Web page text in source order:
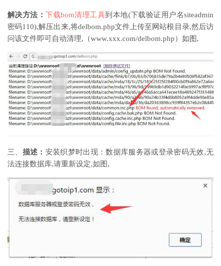
解决方法：下载bom清理工具到本地(下载验证用户名siteadmin
密码110),解压出来,将delbom.php文件上传至网站根目录,然后访
问该文件即可自动清理,（www.xxx.com/delbom.php）如图,
三、 描述： 安装织梦时出现：数据库服务器或登录密码无效,无
法连接数据库,请重新设定,如图,